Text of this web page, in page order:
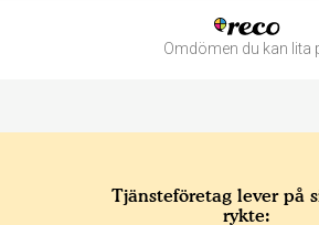
Omdömen du kan lita
Tjänsteföretag lever på
rykte: